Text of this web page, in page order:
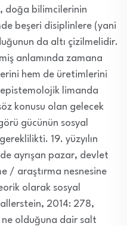
doğa bilimcilerinin
beşeri disiplinlere (yani
da altı çizilmelidir.
anlamında zamana
hem de üretimlerini
limanda
konusu olan gelecek
gücünün sosyal
19. yüzyılın
ayrışan pazar, devlet
/ araştırma nesnesine
olarak sosyal
2014: 278,
olduğuna dair salt